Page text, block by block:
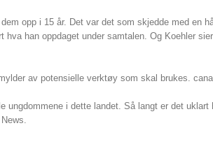
opp i 15 år. Det var det som skjedde med en
han oppdaget under samtalen. Og Koehler
av potensielle verktøy som skal brukes.
i dette landet. Så langt er det